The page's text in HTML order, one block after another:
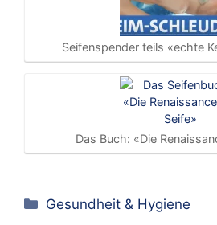
Seifenspender teils «echte
Das Buch: «Die
Kategorien
Gesundheit & Hygiene